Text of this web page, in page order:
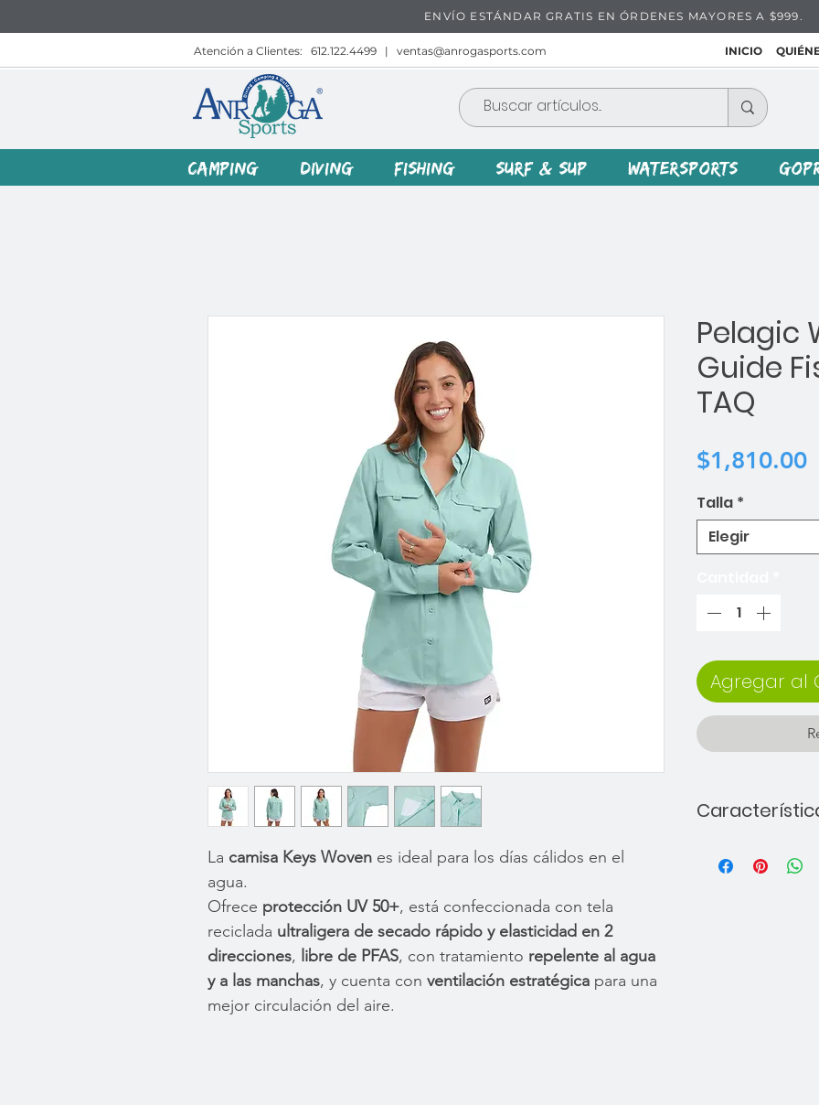
ENVÍO ESTÁNDAR GRATIS EN ÓRDENES MAYORES A $999.
Atención a Clientes: 612.122.4499 | ventas@anrogasports.com INICIO
CAMPING DIVING FISHING SURF & SUP WATERSPORTS
La camisa Keys Woven es ideal para los días cálidos en el
agua.
Ofrece protección UV 50+, está confeccionada con tela
reciclada ultraligera de secado rápido y elasticidad en 2
direcciones, libre de PFAS, con tratamiento repelente al agua
y a las manchas, y cuenta con ventilación estratégica para una
mejor circulación del aire.
Pelagic
Guide
TAQ
$1,810.00
Talla *
Elegir
Agregar al
Ultralight Fabric